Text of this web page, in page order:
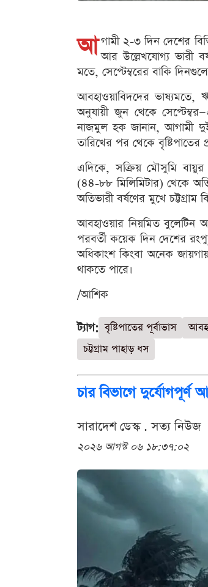
আ গামী ২-৩ দিন দেশের
আর উল্লেখযোগ্য ভারী
মতে, সেপ্টেম্বরের বাকি
আবহাওয়াবিদদের ভাষ্যমতে,
অনুযায়ী জুন থেকে
নাজমুল হক জানান, আগামী
তারিখের পর থেকে বৃষ্টিপাতের
এদিকে, সক্রিয় মৌসুমি বায়ুর
(৪৪-৮৮ মিলিমিটার) থেকে
অতিভারী বর্ষণের মুখে
আবহাওয়ার নিয়মিত বুলেটিন
পরবর্তী কয়েক দিন দেশের
অধিকাংশ কিংবা অনেক
থাকতে পারে।
/আশিক
ট্যাগ: বৃষ্টিপাতের পূর্বাভাস
চট্টগ্রাম পাহাড় ধস
চার বিভাগে দুর্যোগপূর্ণ
সারাদেশ ডেস্ক . সত্য নিউজ
২০২৬ আগস্ট ০৬ ১৮:৩৭:০২